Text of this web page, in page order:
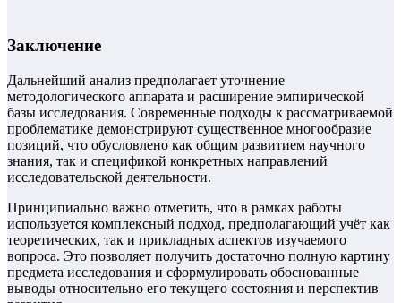
Заключение
Дальнейший анализ предполагает уточнение
методологического аппарата и расширение эмпирической
базы исследования. Современные подходы к рассматриваемой
проблематике демонстрируют существенное многообразие
позиций, что обусловлено как общим развитием научного
знания, так и спецификой конкретных направлений
исследовательской деятельности.
Принципиально важно отметить, что в рамках работы
используется комплексный подход, предполагающий учёт как
теоретических, так и прикладных аспектов изучаемого
вопроса. Это позволяет получить достаточно полную картину
предмета исследования и сформулировать обоснованные
выводы относительно его текущего состояния и перспектив